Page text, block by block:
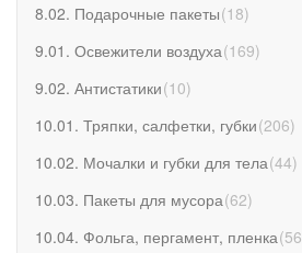
8.02. Подарочные пакеты(18)
9.01. Освежители воздуха(169)
9.02. Антистатики(10)
10.01. Тряпки, салфетки, губки(206)
10.02. Мочалки и губки для тела(44)
10.03. Пакеты для мусора(62)
10.04. Фольга, пергамент, пленка(56